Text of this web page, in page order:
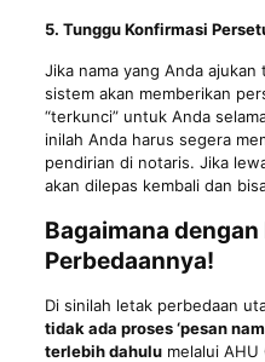
5. Tunggu Konfirmasi
Jika nama yang Anda
sistem akan memberikan
“terkunci” untuk Anda
inilah Anda harus segera
pendirian di notaris. Jika
akan dilepas kembali dan
Bagaimana dengan
Perbedaannya!
Di sinilah letak perbedaan
tidak ada proses ‘pesan
terlebih dahulumelalui AHU